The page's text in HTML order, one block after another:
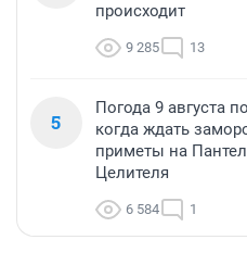
происходит
9 285 13
5
Погода 9 августа
когда ждать
приметы на
Целителя
6 584 1